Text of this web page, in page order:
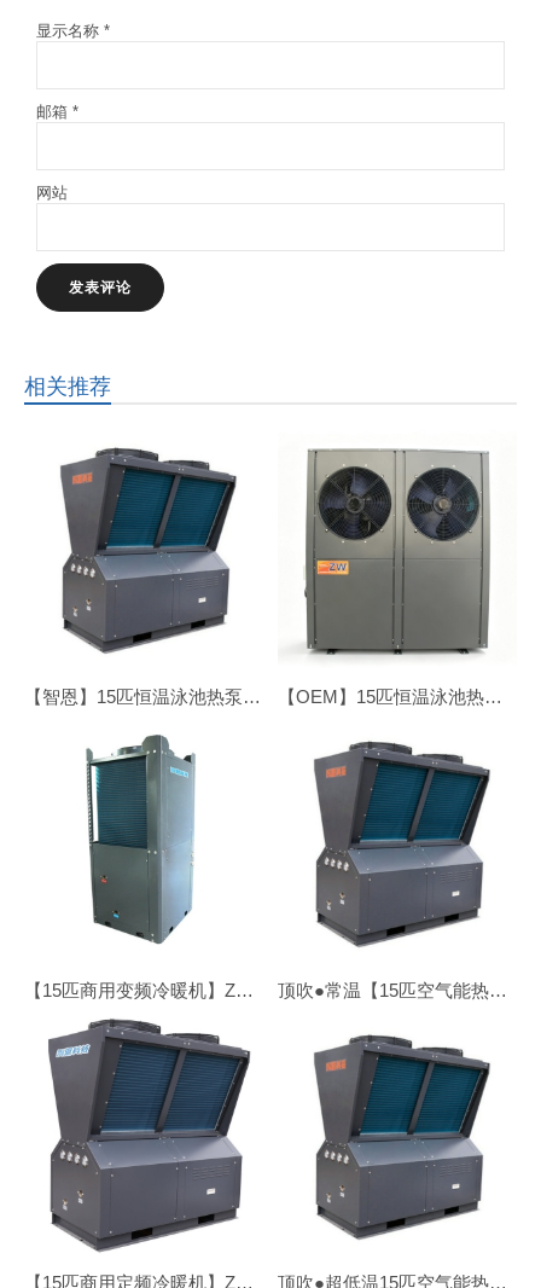
显示名称 *
邮箱 *
网站
相关推荐
【智恩】15匹恒温泳池热泵●顶吹 【OEM】15匹恒温泳池热泵●侧吹
【15匹商用变频冷暖机】ZN-CDKFDX/LN-150I 顶吹●常温【15匹空气能热水机】ZN-KFDX/V-150Ⅱ
【15匹商用定频冷暖机】ZDC-50/SN1-DT 顶吹●超低温15匹空气能热水机ZN-DKFDX-150Ⅱ